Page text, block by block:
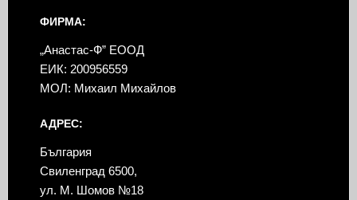
ФИРМА:
„Анастас-Ф” ЕООД
ЕИК: 200956559
МОЛ: Михаил Михайлов
АДРЕС:
България
Свиленград 6500,
ул. М. Шомов №18